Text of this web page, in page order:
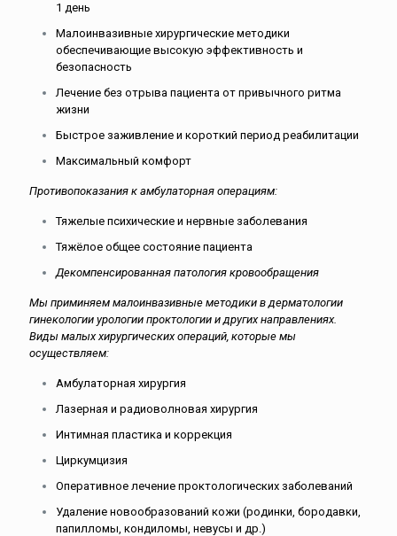
1 день
Малоинвазивные хирургические методики
обеспечивающие высокую эффективность и
безопасность
Лечение без отрыва пациента от привычного ритма
жизни
Быстрое заживление и короткий период реабилитации
Максимальный комфорт
Противопоказания к амбулаторная операциям:
Тяжелые психические и нервные заболевания
Тяжёлое общее состояние пациента
Декомпенсированная патология кровообращения
Мы приминяем малоинвазивные методики в дерматологии
гинекологии урологии проктологии и других направлениях.
Виды малых хирургических операций, которые мы
осуществляем:
Амбулаторная хирургия
Лазерная и радиоволновая хирургия
Интимная пластика и коррекция
Циркумцизия
Оперативное лечение проктологических заболеваний
Удаление новообразований кожи (родинки, бородавки,
папилломы, кондиломы, невусы и др.)